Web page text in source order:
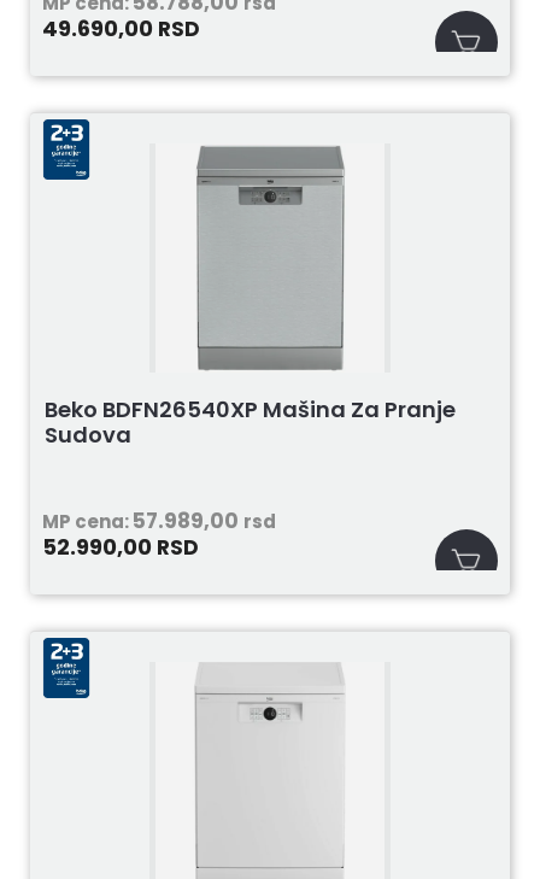
49.690,00 RSD
Beko BDFN26540XP Mašina Za Pranje
Sudova
MP cena:57.989,00 rsd
52.990,00 RSD